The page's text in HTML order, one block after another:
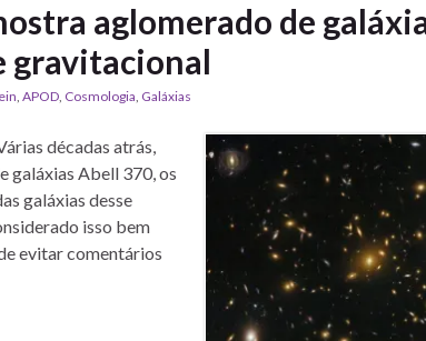
aglomerado de
gravitacional
, APOD, Cosmologia, Galáxias
décadas atrás,
galáxias Abell 370, os
galáxias desse
isso bem
evitar comentários